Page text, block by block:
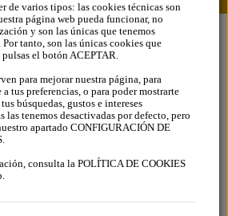
de varios tipos: las cookies técnicas son
página web pueda funcionar, no
y son las únicas que tenemos
tanto, son las únicas cookies que
el botón ACEPTAR.
para mejorar nuestra página, para
tus preferencias, o para poder mostrarte
búsquedas, gustos e intereses
las tenemos desactivadas por defecto, pero
apartado CONFIGURACIÓN DE
consulta la POLÍTICA DE COOKIES